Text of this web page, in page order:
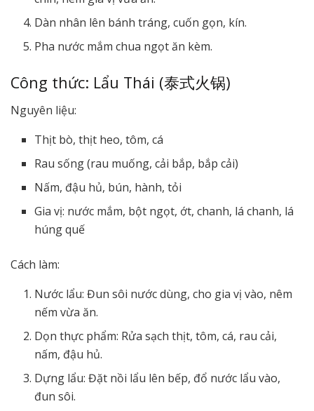
Dàn nhân lên bánh tráng, cuốn gọn, kín.
Pha nước mắm chua ngọt ăn kèm.
Công thức: Lẩu Thái (泰式火锅)
Nguyên liệu:
Thịt bò, thịt heo, tôm, cá
Rau sống (rau muống, cải bắp, bắp cải)
Nấm, đậu hủ, bún, hành, tỏi
Gia vị: nước mắm, bột ngọt, ớt, chanh, lá chanh, lá
húng quế
Cách làm:
Nước lẩu: Đun sôi nước dùng, cho gia vị vào, nêm
nếm vừa ăn.
Dọn thực phẩm: Rửa sạch thịt, tôm, cá, rau cải,
nấm, đậu hủ.
Dựng lẩu: Đặt nồi lẩu lên bếp, đổ nước lẩu vào,
đun sôi.